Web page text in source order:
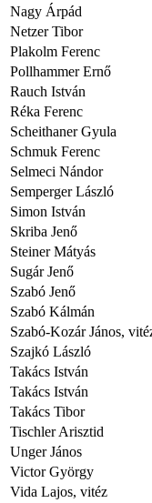
Nagy Árpád
Netzer Tibor
Plakolm Ferenc
Pollhammer Ernő
Rauch István
Réka Ferenc
Scheithaner Gyula
Schmuk Ferenc
Selmeci Nándor
Semperger László
Simon István
Skriba Jenő
Steiner Mátyás
Sugár Jenő
Szabó Jenő
Szabó Kálmán
Szabó-Kozár János,
Szajkó László
Takács István
Takács István
Takács Tibor
Tischler Arisztid
Unger János
Victor György
Vida Lajos, vitéz